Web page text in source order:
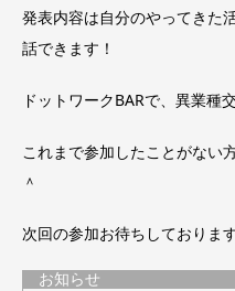
発表内容は自分のやってきた
話できます！
ドットワークBARで、異業種
これまで参加したことがない
＾
次回の参加お待ちしておりま
お知らせ